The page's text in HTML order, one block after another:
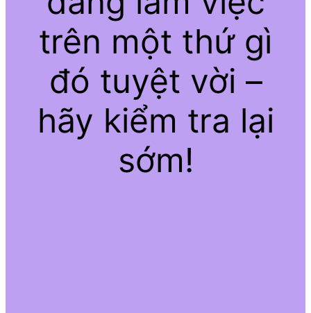
trên một thứ gì
đó tuyệt vời –
hãy kiểm tra lại
sớm!